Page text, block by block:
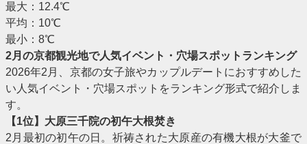
最大：12.4℃
平均：10℃
最小：8℃
2月の京都観光地で人気イベント・穴場スポットランキング
2026年2月、京都の女子旅やカップルデートにおすすめした
い人気イベント・穴場スポットをランキング形式で紹介しま
す。
【1位】大原三千院の初午大根焚き
2月最初の初午の日。祈祷された大原産の有機大根が大釜で